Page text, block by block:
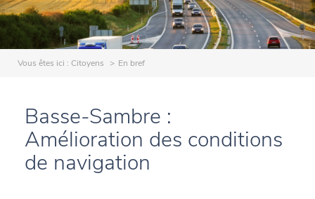
Vous êtes ici : Citoyens En bref
Basse-Sambre :
Amélioration des conditions
de navigation